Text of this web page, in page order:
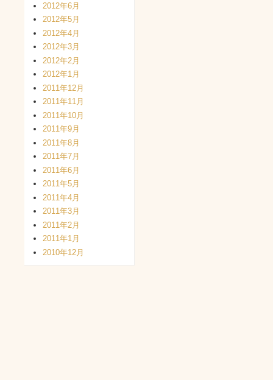
2012年6月
2012年5月
2012年4月
2012年3月
2012年2月
2012年1月
2011年12月
2011年11月
2011年10月
2011年9月
2011年8月
2011年7月
2011年6月
2011年5月
2011年4月
2011年3月
2011年2月
2011年1月
2010年12月